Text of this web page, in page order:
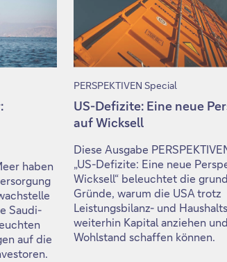
haben
Saudi-
auf die
PERSPEKTIVEN Special
US-Defizite: Eine neue
auf Wicksell
Diese Ausgabe
„US-Defizite: Eine neue
Wicksell“ beleuchtet die
Gründe, warum die USA trotz
Leistungsbilanz- und
weiterhin Kapital anziehen und
Wohlstand schaffen können.